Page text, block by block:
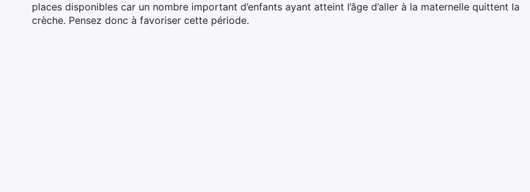
places disponibles car un nombre important d’enfants ayant atteint l’âge d’aller à la maternelle quittent la
crèche. Pensez donc à favoriser cette période.